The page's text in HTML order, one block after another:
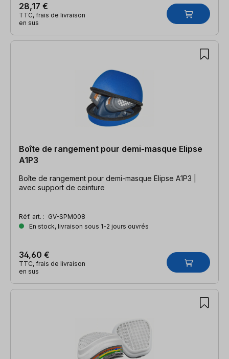
28,17 €
TTC, frais de livraison
en sus
Boîte de rangement pour demi-masque Elipse
A1P3
Boîte de rangement pour demi-masque Elipse A1P3 |
avec support de ceinture
Réf. art. : GV-SPM008
En stock, livraison sous 1-2 jours ouvrés
34,60 €
TTC, frais de livraison
en sus